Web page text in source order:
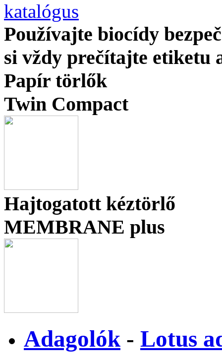
katalógus
Používajte biocídy
si vždy prečítajte etiketu
Papír törlők
Twin Compact
Hajtogatott kéztörlő
MEMBRANE plus
Adagolók - Lotus